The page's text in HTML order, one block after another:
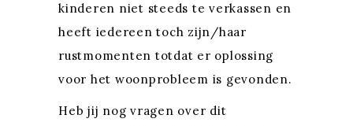
kinderen niet steeds te verkassen en
heeft iedereen toch zijn/haar
rustmomenten totdat er oplossing
voor het woonprobleem is gevonden.
Heb jij nog vragen over dit